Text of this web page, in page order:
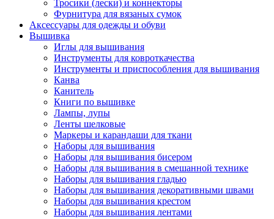
Тросики (лески) и коннекторы
Фурнитура для вязаных сумок
Аксессуары для одежды и обуви
Вышивка
Иглы для вышивания
Инструменты для ковроткачества
Инструменты и приспособления для вышивания
Канва
Канитель
Книги по вышивке
Лампы, лупы
Ленты шелковые
Маркеры и карандаши для ткани
Наборы для вышивания
Наборы для вышивания бисером
Наборы для вышивания в смешанной технике
Наборы для вышивания гладью
Наборы для вышивания декоративными швами
Наборы для вышивания крестом
Наборы для вышивания лентами